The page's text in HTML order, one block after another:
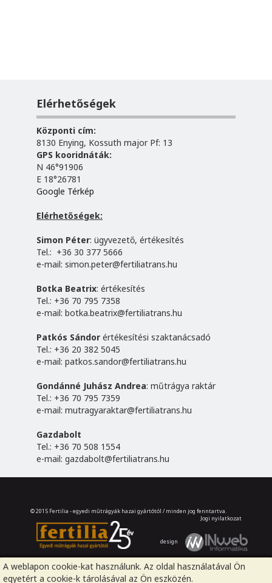
Elérhetőségek
Központi cím:
8130 Enying, Kossuth major Pf: 13
GPS kooridnáták:
N 46°91906
E 18°26781
Google Térkép
Elérhetőségek:
Simon Péter: ügyvezető, értékesítés
Tel.: +36 30 377 5666
e-mail: simon.peter@fertiliatrans.hu
Botka Beatrix: értékesítés
Tel.: +36 70 795 7358
e-mail: botka.beatrix@fertiliatrans.hu
Patkós Sándor értékesítési szaktanácsadó
Tel.: +36 20 382 5045
e-mail: patkos.sandor@fertiliatrans.hu
Gondánné Juhász Andrea: műtrágya raktár
Tel.: +36 70 795 7359
e-mail: mutragyaraktar@fertiliatrans.hu
Gazdabolt
Tel.: +36 70 508 1554
e-mail: gazdabolt@fertiliatrans.hu
© 2015 Fertilia - egyedi műtrágyák hazai gyártótól / minden jog fenntartva.
Jogi nyilatkozat
design
A weblapon cookie-kat használunk. Az oldal használatával Ön
egyetért a cookie-k tárolásával az Ön eszközén.